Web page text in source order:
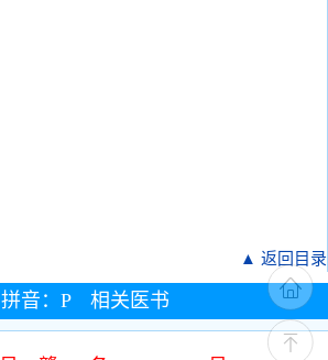
▲ 返回目录
拼音：P 相关医书